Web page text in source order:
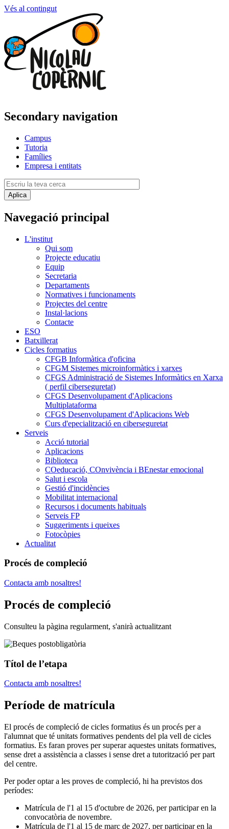
Vés al contingut
Secondary navigation
Campus
Tutoria
Famílies
Empresa i entitats
Navegació principal
L'institut
Qui som
Projecte educatiu
Equip
Secretaria
Departaments
Normatives i funcionaments
Projectes del centre
Instal·lacions
Contacte
ESO
Batxillerat
Cicles formatius
CFGB Informàtica d'oficina
CFGM Sistemes microinformàtics i xarxes
CFGS Administració de Sistemes Informàtics en Xarxa
( perfil ciberseguretat)
CFGS Desenvolupament d'Aplicacions
Multiplataforma
CFGS Desenvolupament d'Aplicacions Web
Curs d'epecialització en ciberseguretat
Serveis
Acció tutorial
Aplicacions
Biblioteca
COeducació, COnvivència i BEnestar emocional
Salut i escola
Gestió d'incidències
Mobilitat internacional
Recursos i documents habituals
Serveis FP
Suggeriments i queixes
Fotocòpies
Actualitat
Procés de compleció
Contacta amb nosaltres!
Procés de compleció
Consulteu la pàgina regularment, s'anirà actualitzant
Títol de l’etapa
Contacta amb nosaltres!
Període de matrícula
El procés de compleció de cicles formatius és un procés per a
l'alumnat que té unitats formatives pendents del pla vell de cicles
formatius. Es faran proves per superar aquestes unitats formatives,
sense dret a assistència a classes i sense dret a tutorització per part
del centre.
Per poder optar a les proves de compleció, hi ha previstos dos
períodes:
Matrícula de l'1 al 15 d'octubre de 2026, per participar en la
convocatòria de novembre.
Matrícula de l'1 al 15 de març de 2027, per participar en la